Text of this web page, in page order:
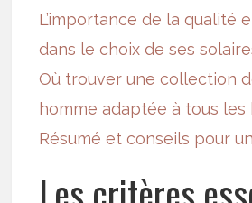
L’importance de la qualité
dans le choix de ses
Où trouver une collection
homme adaptée à tous les
Résumé et conseils pour